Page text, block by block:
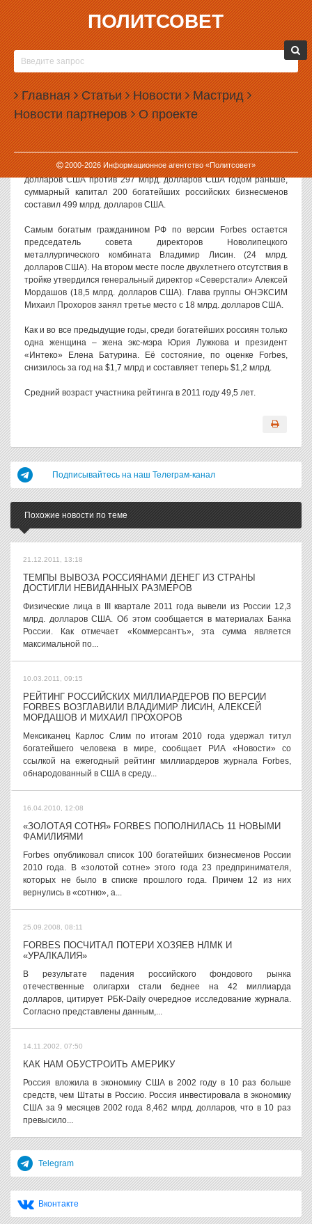
ПОЛИТСОВЕТ
Главная Статьи Новости Мастрид
Новости партнеров О проекте
2000-2026Информационное агентство «Политсовет»
15.04.2011, 13:31
FORBES: РОССИЙСКИЕ ОЛИГАРХИ «СТОЯТ»
ПОЧТИ 500 МЛРД. ДОЛЛАРОВ США
Российское издание Forbes опубликовало рейтинг богатейших
бизнесменов страны. В списке на этот раз 101 миллиардер
против прошлогодних 62. Всего в нем 200 предпринимателей, а
не 100, как в последние годы, сообщает РИА Новости.
Совокупное богатство первой сотни составило $32 млрд.
долларов США против 297 млрд. долларов США годом раньше,
суммарный капитал 200 богатейших российских бизнесменов
составил 499 млрд. долларов США.
Самым богатым гражданином РФ по версии Forbes остается
председатель совета директоров Новолипецкого
металлургического комбината Владимир Лисин. (24 млрд.
долларов США). На втором месте после двухлетнего отсутствия в
тройке утвердился генеральный директор «Северстали» Алексей
Мордашов (18,5 млрд. долларов США). Глава группы ОНЭКСИМ
Михаил Прохоров занял третье место с 18 млрд. долларов США.
Как и во все предыдущие годы, среди богатейших россиян только
одна женщина – жена экс-мэра Юрия Лужкова и президент
«Интеко» Елена Батурина. Её состояние, по оценке Forbes,
снизилось за год на $1,7 млрд и составляет теперь $1,2 млрд.
Средний возраст участника рейтинга в 2011 году 49,5 лет.
Подписывайтесь на наш Телеграм-канал
Похожие новости по теме
21.12.2011, 13:18
ТЕМПЫ ВЫВОЗА РОССИЯНАМИ ДЕНЕГ ИЗ СТРАНЫ
ДОСТИГЛИ НЕВИДАННЫХ РАЗМЕРОВ
Физические лица в III квартале 2011 года вывели из России 12,3
млрд. долларов США. Об этом сообщается в материалах Банка
России. Как отмечает «Коммерсантъ», эта сумма является
максимальной по...
10.03.2011, 09:15
РЕЙТИНГ РОССИЙСКИХ МИЛЛИАРДЕРОВ ПО ВЕРСИИ
FORBES ВОЗГЛАВИЛИ ВЛАДИМИР ЛИСИН, АЛЕКСЕЙ
МОРДАШОВ И МИХАИЛ ПРОХОРОВ
Мексиканец Карлос Слим по итогам 2010 года удержал титул
богатейшего человека в мире, сообщает РИА «Новости» со
ссылкой на ежегодный рейтинг миллиардеров журнала Forbes,
обнародованный в США в среду...
16.04.2010, 12:08
«ЗОЛОТАЯ СОТНЯ» FORBES ПОПОЛНИЛАСЬ 11 НОВЫМИ
ФАМИЛИЯМИ
Forbes опубликовал список 100 богатейших бизнесменов России
2010 года. В «золотой сотне» этого года 23 предпринимателя,
которых не было в списке прошлого года. Причем 12 из них
вернулись в «сотню», а...
25.09.2008, 08:11
FORBES ПОСЧИТАЛ ПОТЕРИ ХОЗЯЕВ НЛМК И
«УРАЛКАЛИЯ»
В результате падения российского фондового рынка
отечественные олигархи стали беднее на 42 миллиарда
долларов, цитирует РБК-Daily очередное исследование журнала.
Согласно представлены данным,...
14.11.2002, 07:50
КАК НАМ ОБУСТРОИТЬ АМЕРИКУ
Россия вложила в экономику США в 2002 году в 10 раз больше
средств, чем Штаты в Россию. Россия инвестировала в экономику
США за 9 месяцев 2002 года 8,462 млрд. долларов, что в 10 раз
превысило...
Telegram
Вконтакте